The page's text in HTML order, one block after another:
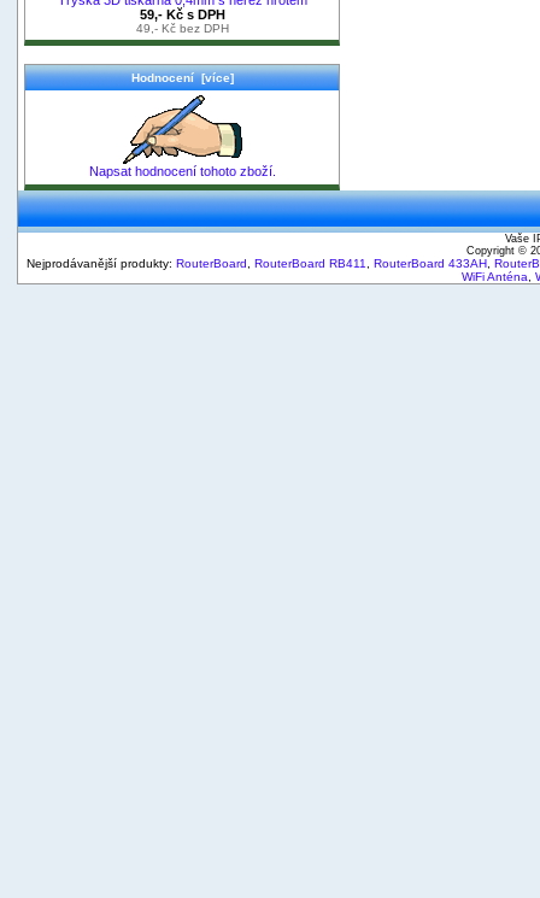
59,- Kč s DPH
49,- Kč bez DPH
Hodnocení [více]
Napsat hodnocení tohoto zboží.
Vaše
Copyright ©
Nejprodávanější produkty: RouterBoard RouterBoard RB411 RouterBoard 433AH
WiFi Anténa